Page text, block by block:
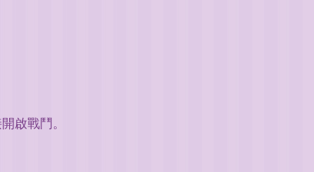
啟戰鬥。